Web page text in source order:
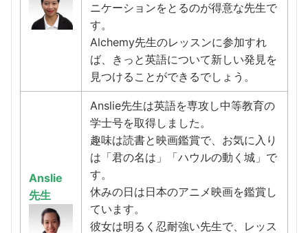
ニケーションをとるのが得意な先生で
す。
Alchemy先生のレッスンに参加すれ
ば、きっと英語について新しい発見を
見つけることができるでしょう。
Anslie
先生
Anslie先生は英語を専攻し中等教育の
学士号を取得しました。
趣味は読書と映画鑑賞で、お気に入り
は「君の名は」「ハウルの動く城」で
す。
休みの日は日本のアニメ映画を鑑賞し
ています。
彼女は明るく忍耐強い先生で、レッス